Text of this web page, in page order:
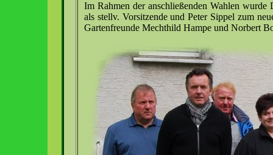
Im Rahmen der anschließenden Wahlen
als stellv. Vorsitzende und Peter Sippel zum
Gartenfreunde Mechthild Hampe und Norbert